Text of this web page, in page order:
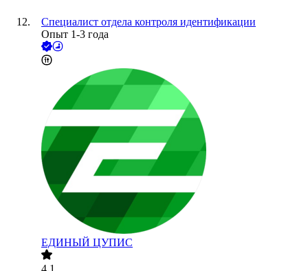
Специалист отдела контроля идентификации
Опыт 1-3 года
ЕДИНЫЙ ЦУПИС